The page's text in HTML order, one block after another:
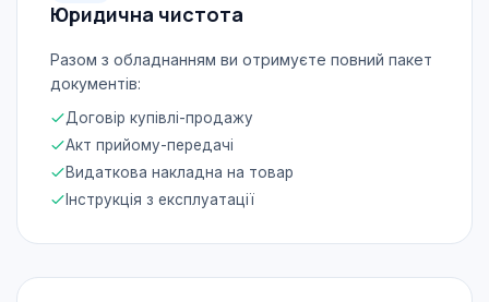
Юридична чистота
Разом з обладнанням ви отримуєте повний пакет
документів:
Договір купівлі-продажу
Акт прийому-передачі
Видаткова накладна на товар
Інструкція з експлуатації